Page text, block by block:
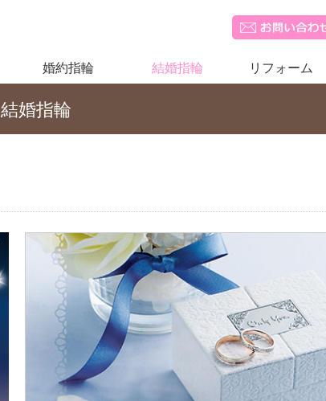
婚約指輪 結婚指輪 リフォーム
結婚指輪